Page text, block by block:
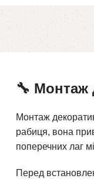
🔧 Монтаж
Монтаж
рабиця, вона
поперечних лаг
Перед